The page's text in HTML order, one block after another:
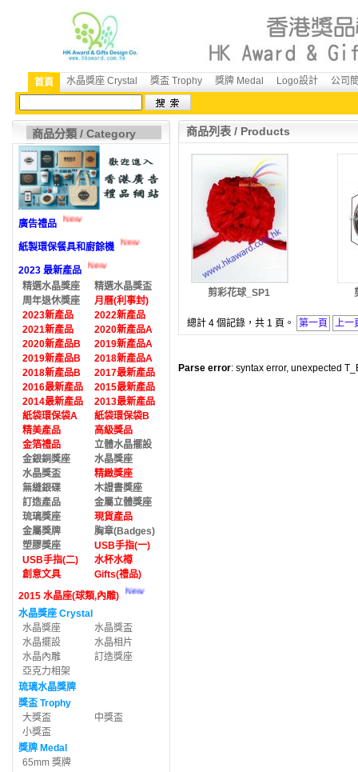
首頁 水晶獎座 Crystal 獎盃 Trophy 獎牌 Medal Logo設計 公司
商品分類 / Category
廣告禮品 New
紙製環保餐具和廚餘機 New
2023 最新產品
New
精選水晶獎座
精選水晶獎盃
周年退休獎座
月曆(利事封)
2023新產品
2022新產品
2021新產品
2020新產品A
2020新產品B
2019新產品A
2019新產品B
2018新產品A
2018新產品B
2017最新產品
2016最新產品
2015最新產品
2014最新產品
2013最新產品
紙袋環保袋A
紙袋環保袋B
精美產品
高級獎品
金箔禮品
立體水晶擺設
金銀銅獎座
水晶獎座
水晶獎盃
精緻獎座
無縫銀碟
木證書獎座
訂造產品
金屬立體獎座
琉璃獎座
現貨產品
金屬獎牌
胸章(Badges)
塑膠獎座
USB手指(一)
USB手指(二)
水杯水樽
創意文具
Gifts(禮品)
2015 水晶座(球類,內雕)
New
水晶獎座 Crystal
水晶獎座
水晶獎盃
水晶擺設
水晶相片
水晶內雕
訂造獎座
亞克力相架
琉璃水晶獎牌
獎盃 Trophy
大獎盃
中獎盃
小獎盃
獎牌 Medal
65mm 獎牌
商品列表 / Products
剪彩花球_SP1
總計 4 個記錄，共 1 頁。 第一頁 上一
Parse error: syntax error, unexpected